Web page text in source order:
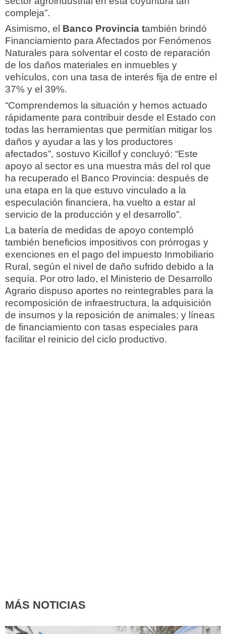
compleja”.
Asimismo, el Banco Provincia también brindó
Financiamiento para Afectados por Fenómenos
Naturales para solventar el costo de reparación
de los daños materiales en inmuebles y
vehículos, con una tasa de interés fija de entre el
37% y el 39%.
“Comprendemos la situación y hemos actuado
rápidamente para contribuir desde el Estado con
todas las herramientas que permitían mitigar los
daños y ayudar a las y los productores
afectados”, sostuvo Kicillof y concluyó: “Este
apoyo al sector es una muestra más del rol que
ha recuperado el Banco Provincia: después de
una etapa en la que estuvo vinculado a la
especulación financiera, ha vuelto a estar al
servicio de la producción y el desarrollo”.
La batería de medidas de apoyo contempló
también beneficios impositivos con prórrogas y
exenciones en el pago del impuesto Inmobiliario
Rural, según el nivel de daño sufrido debido a la
sequía. Por otro lado, el Ministerio de Desarrollo
Agrario dispuso aportes no reintegrables para la
recomposición de infraestructura, la adquisición
de insumos y la reposición de animales; y líneas
de financiamiento con tasas especiales para
facilitar el reinicio del ciclo productivo.
MÁS NOTICIAS